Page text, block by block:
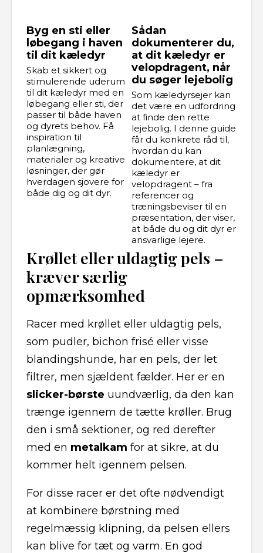
Byg en sti eller
løbegang i haven
til dit kæledyr
Skab et sikkert og
stimulerende uderum
til dit kæledyr med en
løbegang eller sti, der
passer til både haven
og dyrets behov. Få
inspiration til
planlægning,
materialer og kreative
løsninger, der gør
hverdagen sjovere for
både dig og dit dyr.
Sådan
dokumenterer du,
at dit kæledyr er
velopdragent, når
du søger lejebolig
Som kæledyrsejer kan
det være en udfordring
at finde den rette
lejebolig. I denne guide
får du konkrete råd til,
hvordan du kan
dokumentere, at dit
kæledyr er
velopdragent – fra
referencer og
træningsbeviser til en
præsentation, der viser,
at både du og dit dyr er
ansvarlige lejere.
Krøllet eller uldagtig pels –
kræver særlig
opmærksomhed
Racer med krøllet eller uldagtig pels,
som pudler, bichon frisé eller visse
blandingshunde, har en pels, der let
filtrer, men sjældent fælder. Her er en
slicker-børste uundværlig, da den kan
trænge igennem de tætte krøller. Brug
den i små sektioner, og red derefter
med en metalkam for at sikre, at du
kommer helt igennem pelsen.
For disse racer er det ofte nødvendigt
at kombinere børstning med
regelmæssig klipning, da pelsen ellers
kan blive for tæt og varm. En god